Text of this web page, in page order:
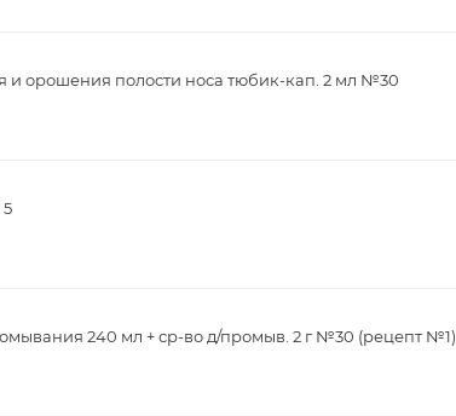
и орошения полости носа тюбик-кап. 2 мл №30
240 мл + ср-во д/промыв. 2 г №30 (рецепт №1)